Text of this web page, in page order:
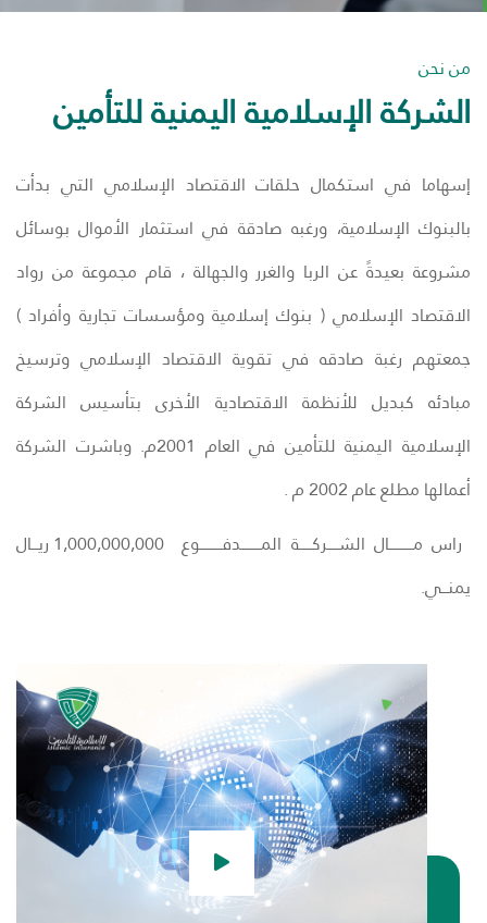
من نحن
الشركة الإسلامية اليمنية للتأمين
إسهاما في استكمال حلقات الاقتصاد الإسلامي التي بدأت
بالبنوك الإسلامية، ورغبه صادقة في استثمار الأموال بوسائل
مشروعة بعيدةً عن الربا والغرر والجهالة ، قام مجموعة من رواد
الاقتصاد الإسلامي ( بنوك إسلامية ومؤسسات تجارية وأفراد )
جمعتهم رغبة صادقه في تقوية الاقتصاد الإسلامي وترسيخ
مبادئه كبديل للأنظمة الاقتصادية الأخرى بتأسيس الشركة
الإسلامية اليمنية للتأمين في العام 2001م. وباشرت الشركة
أعمالها مطلع عام 2002 م .
راس مـــــــــــال الشـــــركــــــة المـــــــــدفــــــــــوع
1,000,000,000 ريـــال
يمنـــي.